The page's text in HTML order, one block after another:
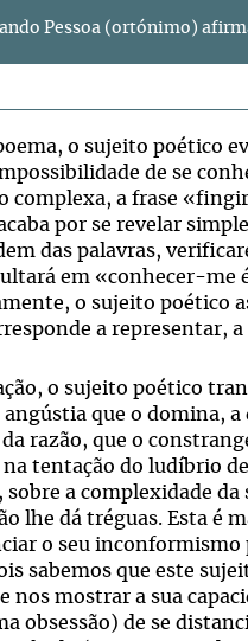
Pessoa (ortónimo)
o sujeito poético
de se
complexa, a frase
por se revelar
das palavras,
em «conhecer-me
o sujeito poético
a representar,
o sujeito poético
que o domina, a
razão, que o
na tentação do ludíbrio
a complexidade da
lhe dá tréguas. Esta é
o seu inconformismo
sabemos que este
nos mostrar a sua
obsessão) de se